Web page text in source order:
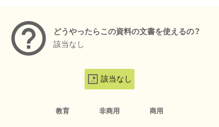
どうやったらこの資料の文書を使えるの？
該当なし
該当なし
教育 非商用 商用